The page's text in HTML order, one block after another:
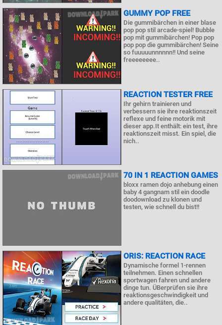
GUMMY POP FREE
Die gummibärchen in einer blase
pop pop stil arcade-spiel! Bubble
pop mit gummibärchen! Pop pop
pop pop die gummibärchen! Seine
so fuuuuunnnnnn!! Und seine
freeeeeeee..
REACTION TESTER FREE
Ihr gehirn trainieren und
verbessern sie ihre reaktionszeit
reflexe und feine motorik mit
dieser app.It enthält: ein test, ihre
reaktionszeit misst. Ein spiel, die
nich..
70 IN 1 REACTION GAMES
bloxx ramen dojo anhebung einen
baby 4 gangnam stil ein doodle
doodownload zu klonen und
testen, wie schnell du bist!!
ORIS: REACTION RACE
Dynamische formel 1-rennen
teilnehmen. Einen schnellen
sportwagen fahren und andere
dinge tun. ÜBerprüfen sie ihre
reaktionsgeschwindigkeit und
andere qualitäten, die..